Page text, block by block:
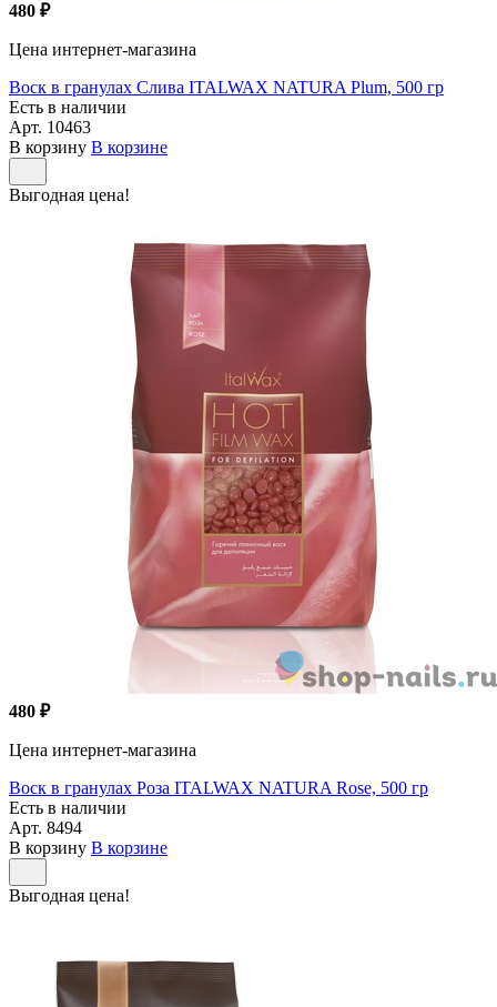
480 ₽
Цена интернет-магазина
Воск в гранулах Слива ITALWAX NATURA Plum, 500 гр
Есть в наличии
Арт. 10463
В корзину В корзине
Выгодная цена!
480 ₽
Цена интернет-магазина
Воск в гранулах Роза ITALWAX NATURA Rose, 500 гр
Есть в наличии
Арт. 8494
В корзину В корзине
Выгодная цена!